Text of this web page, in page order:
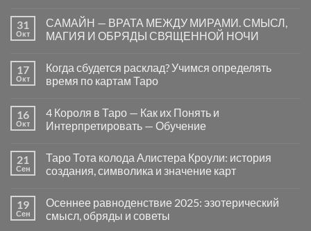
записи
Почему
вопросы
Нет»
Таро
в
тупик
и
на
самом
деле
31
Окт
САМАЙН — ВРАТА МЕЖДУ МИРАМИ. СМЫСЛ,
МАГИЯ И ОБРЯДЫ СВЯЩЕННОЙ НОЧИ
записи
САМАЙН
—
МИРАМИ.
СМЫСЛ,
МАГИЯ
СВЯЩЕННОЙ
НОЧИ
17
Окт
Когда сбудется расклад? Учимся определять
время по картам Таро
записи
Когда
сбудется
определять
время
по
16
Окт
4 Короля в Таро — Как их Понять и
Интерпретировать — Обучение
записи
Короля
—
их
21
Сен
Таро Тота колода Алистера Кроули: история
создания, символика и значение карт
записи
Тота
19
Сен
Осеннее равноденствие 2025: эзотерический
смысл, обряды и советы